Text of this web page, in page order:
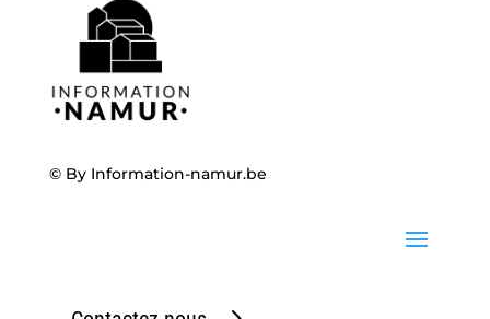
© By Information-namur.be